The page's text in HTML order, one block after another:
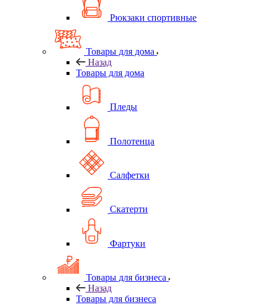
Рюкзаки спортивные
Товары для дома
Назад
Товары для дома
Пледы
Полотенца
Салфетки
Скатерти
Фартуки
Товары для бизнеса
Назад
Товары для бизнеса